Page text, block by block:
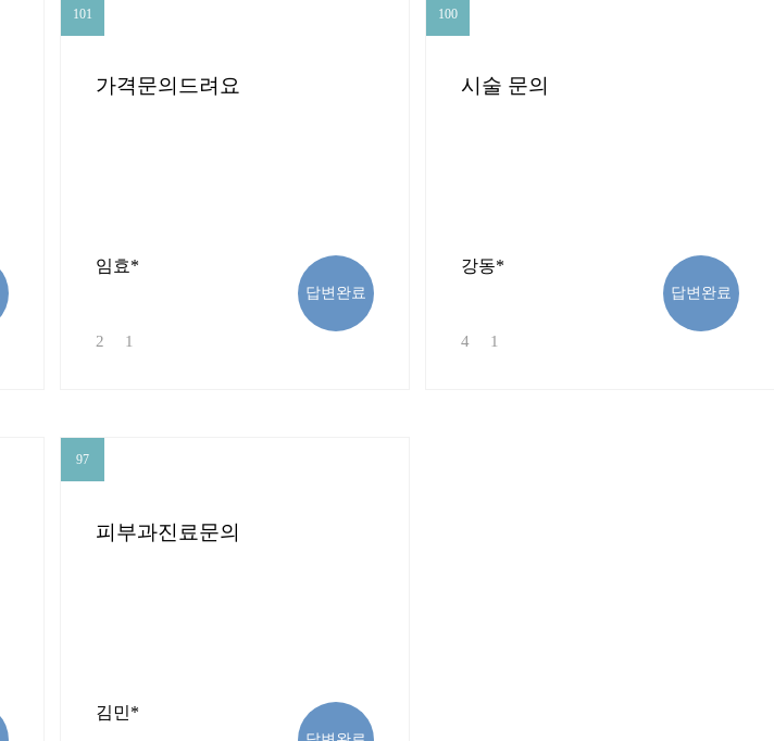
101
101
가격문의드려요
임효*
답변완료
2 1
100
100
시술 문의
강동*
답변완료
4 1
97
97
피부과진료문의
김민*